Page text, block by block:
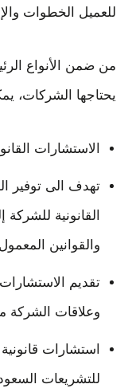
للعميل الخطوات
من ضمن الأنواع
يحتاجها الشركات،
الاستشارات
تهدف الى توفير
القانونية
والقوانين
تقديم
وعلاقات الشركة
استشارات
للتشريعات